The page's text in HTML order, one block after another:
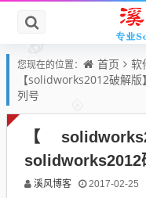
您现在的位置： 首页 软
【solidworks2012破解
列号
【
solidworks2012
溪风博客 2017-02-25